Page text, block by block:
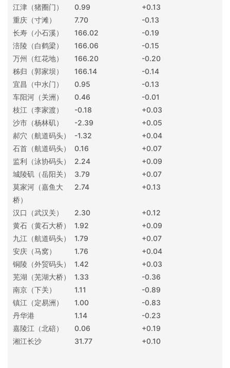
江津（猪圈门）
0.99
+0.13
重庆（寸滩）
7.70
-0.13
长寿（小石溪）
166.02
-0.19
涪陵（白鹤梁）
166.06
-0.15
万州（红花地）
166.20
-0.20
秭归（郭家坝）
166.14
-0.14
宜昌（中水门）
0.95
-0.13
车阳河（关洲）
0.46
-0.01
枝江（李家渡）
-0.18
+0.03
沙市（杨林矶）
-2.39
+0.05
郝穴（航道码头）
-1.32
+0.04
石首（航道码头）
0.16
+0.07
监利（泳协码头）
2.24
+0.09
城陵矶（岳阳关）
3.79
+0.07
莫家河（嘉鱼大
桥）
2.74 +0.13
汉口（武汉关） 2.30
+0.12
黄石（黄石大桥）
1.92
+0.09
九江（航道码头）
1.79
+0.07
安庆（马窝）
1.76
+0.04
铜陵（外贸码头）
1.42
+0.03
芜湖（芜湖大桥）
1.33
-0.36
南京（下关）
1.11
-0.89
镇江（定易洲）
1.00
-0.83
丹华港
1.14
-0.23
嘉陵江（北碚）
0.06
+0.19
湘江长沙
31.77 +0.10